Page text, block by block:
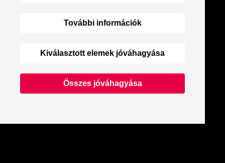
További információk
Kiválasztott elemek jóváhagyása
Összes jóváhagyása